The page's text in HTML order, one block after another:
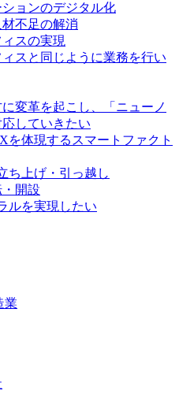
ョンのデジタル化
不足の解消
スの実現
スと同じように業務を行い
変革を起こし、「ニューノ
していきたい
を体現するスマートファクト
ち上げ・引っ越し
開設
ルを実現したい
業